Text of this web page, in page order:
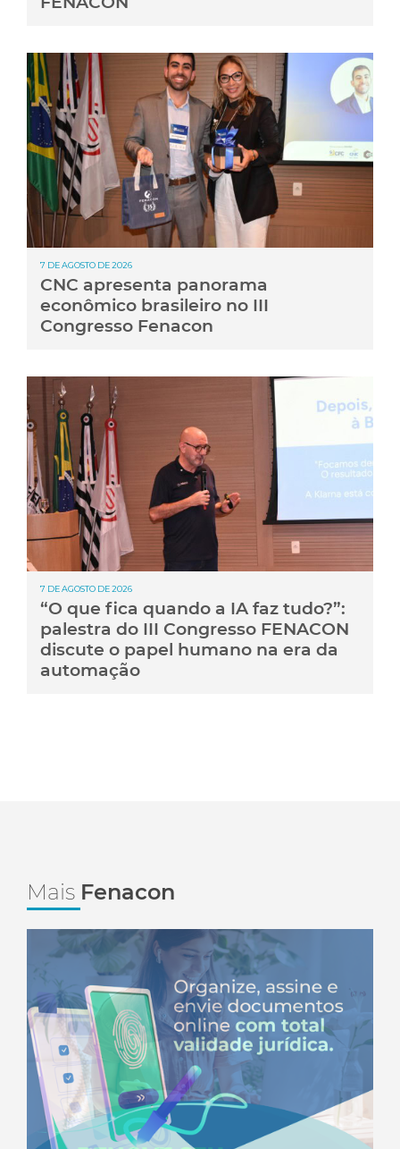
7 DE AGOSTO DE 2026
CNC apresenta panorama
econômico brasileiro no III
Congresso Fenacon
7 DE AGOSTO DE 2026
“O que fica quando a IA faz tudo?”:
palestra do III Congresso FENACON
discute o papel humano na era da
automação
Mais Fenacon